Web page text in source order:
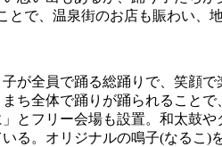
で、温泉街のお店も賑わい、
が全員で踊る総踊りで、笑顔
ち全体で踊りが踊られること
とフリー会場も設置。和太鼓
る。オリジナルの鳴子(なるこ